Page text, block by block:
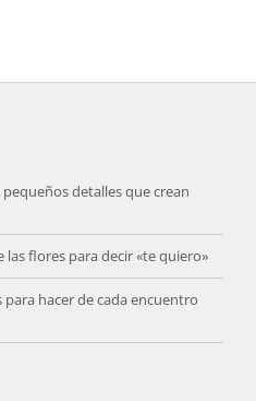
detalles que crean
las flores para decir «te quiero»
hacer de cada encuentro